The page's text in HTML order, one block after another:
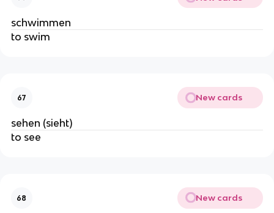
schwimmen
to swim
67 New cards
sehen (sieht)
to see
68 New cards